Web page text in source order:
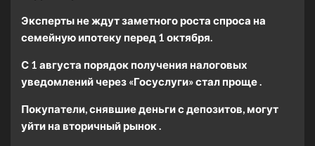
Эксперты не ждут заметного роста спроса на
семейную ипотеку перед 1 октября.
С 1 августа порядок получения налоговых
уведомлений через «Госуслуги» стал проще .
Покупатели, снявшие деньги с депозитов, могут
уйти на вторичный рынок .